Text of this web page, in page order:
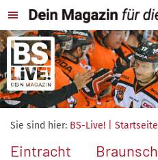
Sie sind hier: BS-Live! | Startseite
Eintracht